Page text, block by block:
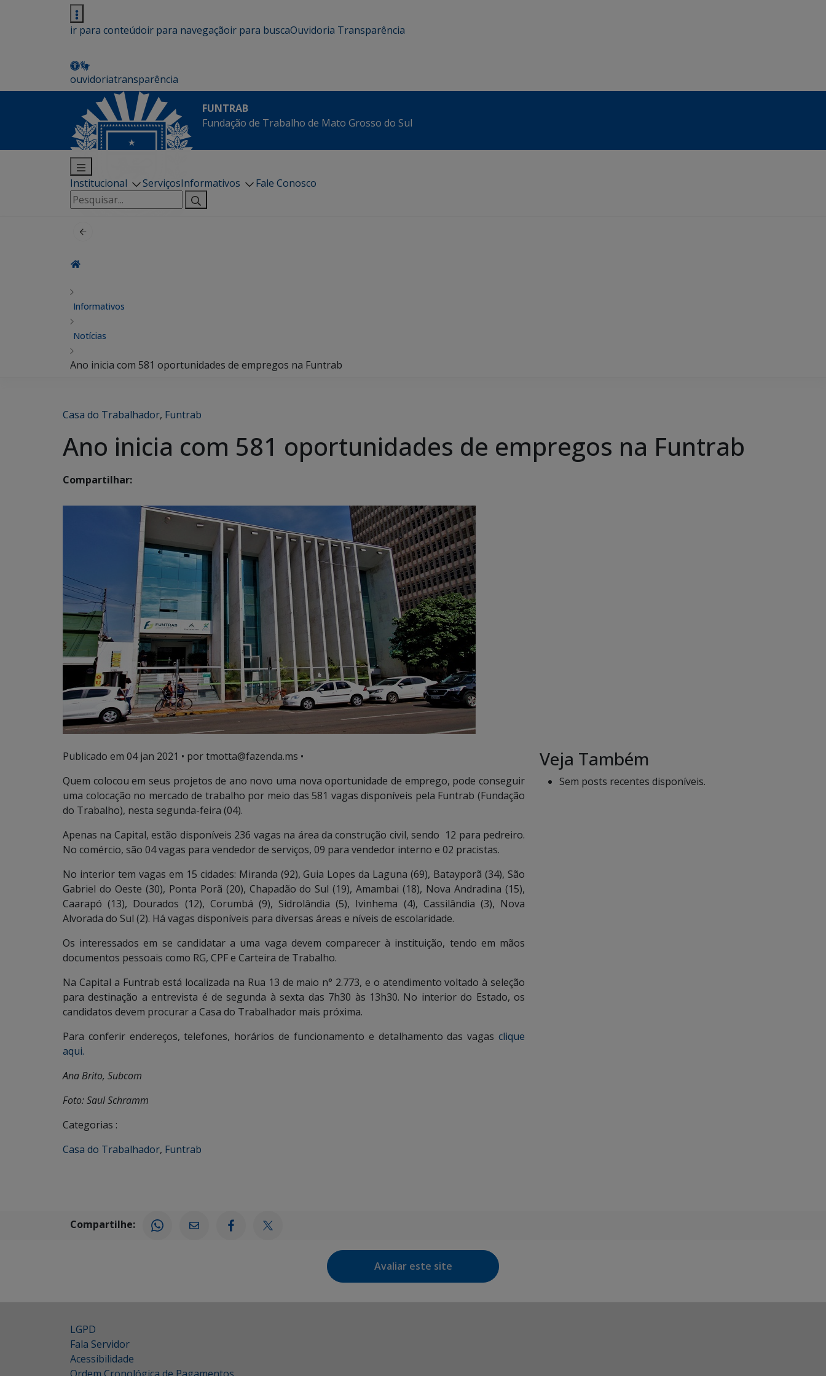
ir para conteúdoir para navegaçãoir para buscaOuvidoria Transparência
ouvidoriatransparência
FUNTRAB
Fundação de Trabalho de Mato Grosso do Sul
Institucional ServiçosInformativos
Fale Conosco
Pesquisar
por:
Informativos
Notícias
Ano inicia com 581 oportunidades de empregos na Funtrab
Casa do Trabalhador, Funtrab
Ano inicia com 581 oportunidades de empregos na Funtrab
Compartilhar:
Publicado em 04 jan 2021 • por tmotta@fazenda.ms •
Quem colocou em seus projetos de ano novo uma nova oportunidade de emprego, pode conseguir
uma colocação no mercado de trabalho por meio das 581 vagas disponíveis pela Funtrab (Fundação
do Trabalho), nesta segunda-feira (04).
Apenas na Capital, estão disponíveis 236 vagas na área da construção civil, sendo 12 para pedreiro.
No comércio, são 04 vagas para vendedor de serviços, 09 para vendedor interno e 02 pracistas.
No interior tem vagas em 15 cidades: Miranda (92), Guia Lopes da Laguna (69), Batayporã (34), São
Gabriel do Oeste (30), Ponta Porã (20), Chapadão do Sul (19), Amambai (18), Nova Andradina (15),
Caarapó (13), Dourados (12), Corumbá (9), Sidrolândia (5), Ivinhema (4), Cassilândia (3), Nova
Alvorada do Sul (2). Há vagas disponíveis para diversas áreas e níveis de escolaridade.
Os interessados em se candidatar a uma vaga devem comparecer à instituição, tendo em mãos
documentos pessoais como RG, CPF e Carteira de Trabalho.
Na Capital a Funtrab está localizada na Rua 13 de maio n° 2.773, e o atendimento voltado à seleção
para destinação a entrevista é de segunda à sexta das 7h30 às 13h30. No interior do Estado, os
candidatos devem procurar a Casa do Trabalhador mais próxima.
Para conferir endereços, telefones, horários de funcionamento e detalhamento das vagas clique
aqui.
Ana Brito, Subcom
Foto: Saul Schramm
Categorias :
Casa do Trabalhador, Funtrab
Veja Também
Sem posts recentes disponíveis.
Compartilhe:
Avaliar este site
LGPD
Fala Servidor
Acessibilidade